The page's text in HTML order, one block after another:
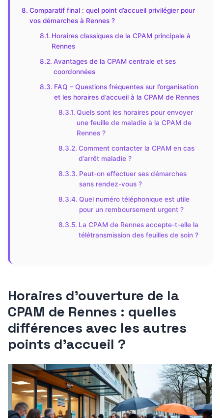
Comparatif final : quel point d’accueil privilégier pour
vos démarches à Rennes ?
Horaires classiques de la CPAM principale à
Rennes
Avantages de la CPAM centrale et ses
coordonnées
FAQ – Questions fréquentes sur l’organisation
et les horaires d’accueil à la CPAM de Rennes
Quels sont les horaires pour envoyer
une feuille de maladie à la CPAM de
Rennes ?
Comment contacter la CPAM en cas
d’arrêt maladie ?
Peut-on effectuer ses démarches
sans rendez-vous ?
Quel numéro téléphonique est utile
pour un remboursement urgent ?
La CPAM de Rennes accepte-t-elle la
télétransmission des feuilles de soin ?
Horaires d’ouverture de la
CPAM de Rennes : quelles
différences avec les autres
points d’accueil ?